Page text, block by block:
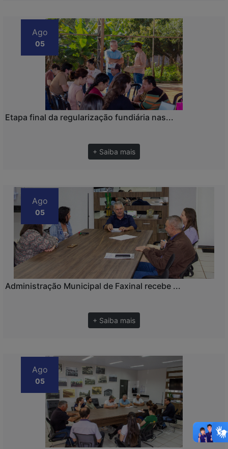
Ago
05
Etapa final da regularização fundiária nas...
+ Saiba mais
Ago
05
Administração Municipal de Faxinal recebe ...
+ Saiba mais
Ago
05